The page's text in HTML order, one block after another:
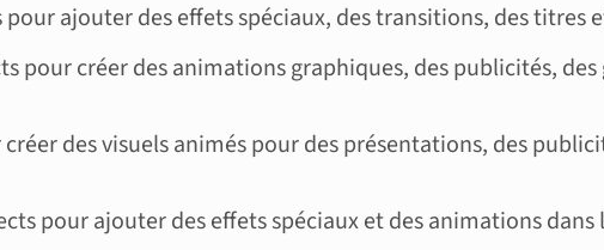
ajouter des effets spéciaux, des transitions, des titres
pour créer des animations graphiques, des publicités,
des visuels animés pour des présentations, des
pour ajouter des effets spéciaux et des animations dans